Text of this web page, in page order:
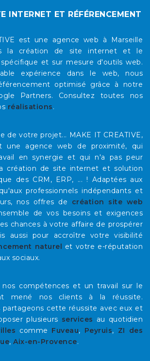
INTERNET ET RÉFÉRENCEMENT
est une agence web à Marseille
la création de site internet et le
et sur mesure d'outils web.
expérience dans le web, nous
optimisé grâce à notre
Partners. Consultez toutes nos
réalisations.
de votre projet... MAKE IT CREATIVE,
une agence web de proximité, qui
en synergie et qui n'a pas peur
création de site internet et solution
des CRM, ERP, ... ! Adaptées aux
professionnels indépendants et
nos offres de création site web
de vos besoins et exigences
chances à votre affaire de prospérer
aussi pour accroître votre visibilité
naturel et votre e-réputation
sociaux.
nos compétences et un travail sur le
mené nos clients à la réussite.
partageons cette réussite avec eux et
plusieurs services au quotidien
comme Fuveau, Peyruis, ZI des
, Aix-en-Provence.